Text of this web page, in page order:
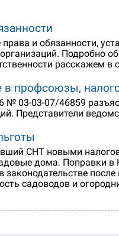
и обязанности,
Подробно
расскажем в
профсоюзы,
03-03-07/46859
Представители
СНТ новыми
дома. Поправки
садоводов и